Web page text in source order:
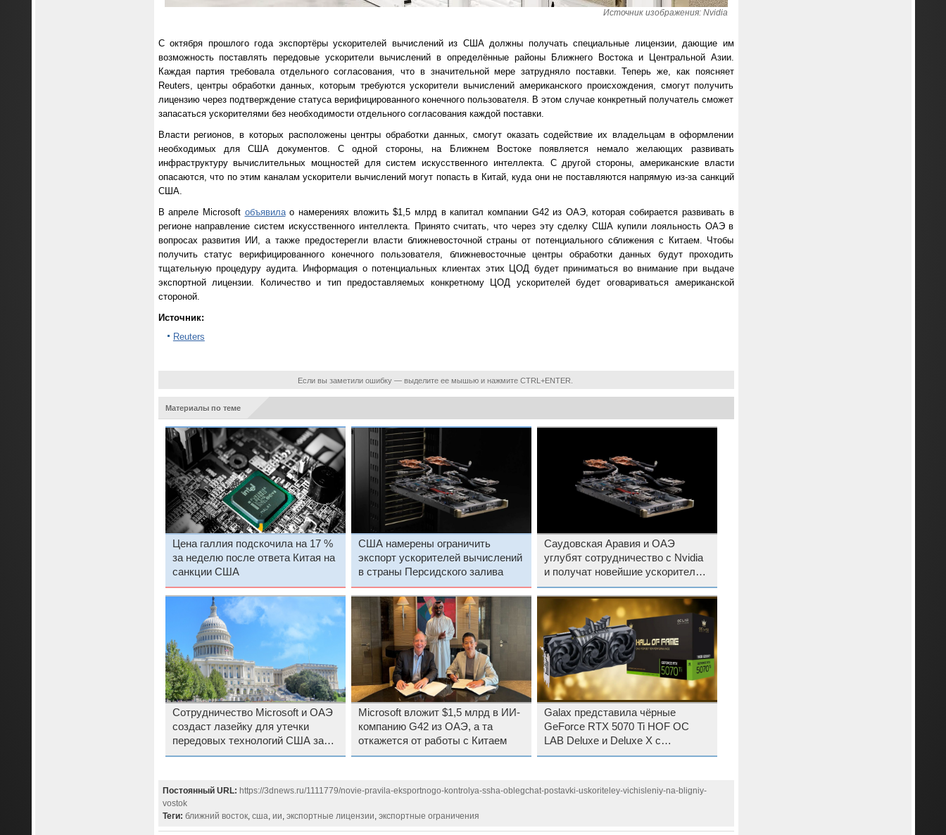
Источник изображения: Nvidia
С октября прошлого года экспортёры ускорителей вычислений из США должны получать специальные лицензии, дающие им
возможность поставлять передовые ускорители вычислений в определённые районы Ближнего Востока и Центральной Азии.
Каждая партия требовала отдельного согласования, что в значительной мере затрудняло поставки. Теперь же, как поясняет
Reuters, центры обработки данных, которым требуются ускорители вычислений американского происхождения, смогут получить
лицензию через подтверждение статуса верифицированного конечного пользователя. В этом случае конкретный получатель сможет
запасаться ускорителями без необходимости отдельного согласования каждой поставки.
Власти регионов, в которых расположены центры обработки данных, смогут оказать содействие их владельцам в оформлении
необходимых для США документов. С одной стороны, на Ближнем Востоке появляется немало желающих развивать
инфраструктуру вычислительных мощностей для систем искусственного интеллекта. С другой стороны, американские власти
опасаются, что по этим каналам ускорители вычислений могут попасть в Китай, куда они не поставляются напрямую из-за санкций
США.
В апреле Microsoft объявилао намерениях вложить $1,5 млрд в капитал компании G42 из ОАЭ, которая собирается развивать в
регионе направление систем искусственного интеллекта. Принято считать, что через эту сделку США купили лояльность ОАЭ в
вопросах развития ИИ, а также предостерегли власти ближневосточной страны от потенциального сближения с Китаем. Чтобы
получить статус верифицированного конечного пользователя, ближневосточные центры обработки данных будут проходить
тщательную процедуру аудита. Информация о потенциальных клиентах этих ЦОД будет приниматься во внимание при выдаче
экспортной лицензии. Количество и тип предоставляемых конкретному ЦОД ускорителей будет оговариваться американской
стороной.
Источник:
Reuters
Если вы заметили ошибку — выделите ее мышью и нажмите CTRL+ENTER.
Материалы по теме
Цена галлия подскочила на 17 %
за неделю после ответа Китая на
санкции США
США намерены ограничить
экспорт ускорителей вычислений
в страны Персидского залива
Саудовская Аравия и ОАЭ
углубят сотрудничество с Nvidia
и получат новейшие ускорители
вычислений
Сотрудничество Microsoft и ОАЭ
создаст лазейку для утечки
передовых технологий США за
рубеж
Microsoft вложит $1,5 млрд в ИИ-
компанию G42 из ОАЭ, а та
откажется от работы с Китаем
Galax представила чёрные
GeForce RTX 5070 Ti HOF OC
LAB Deluxe и Deluxe X с
заводским разгоном
Постоянный URL: https://3dnews.ru/1111779/novie-pravila-eksportnogo-kontrolya-ssha-oblegchat-postavki-uskoriteley-vichisleniy-na-bligniy-
vostok
Теги: ближний восток, сша, ии, экспортные лицензии, экспортные ограничения